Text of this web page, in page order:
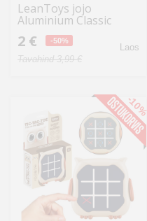
LeanToys jojo
Aluminium Classic
Yoyo, assortii
2 € -50%
Tavahind 3,99 €
Laos
-10%